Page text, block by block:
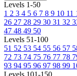
Levels 1-50
1 2 3 4 5 6 7 8 9 10 11
26 27 28 29 30 31 32
47 48 49 50
Levels 51-100
51 52 53 54 55 56 57
72 73 74 75 76 77 78
93 94 95 96 97 98 99
Levels 101-150